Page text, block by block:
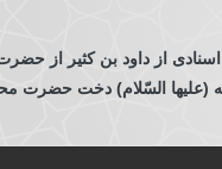
اسنادی از داود بن كثير از
السّلام) دخت حضرت